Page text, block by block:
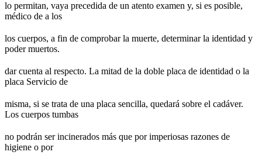
lo permitan, vaya precedida de un atento examen y, si es posible,
médico de a los
los cuerpos, a fin de comprobar la muerte, determinar la identidad y
poder muertos.
dar cuenta al respecto. La mitad de la doble placa de identidad o la
placa Servicio de
misma, si se trata de una placa sencilla, quedará sobre el cadáver.
Los cuerpos tumbas
no podrán ser incinerados más que por imperiosas razones de
higiene o por